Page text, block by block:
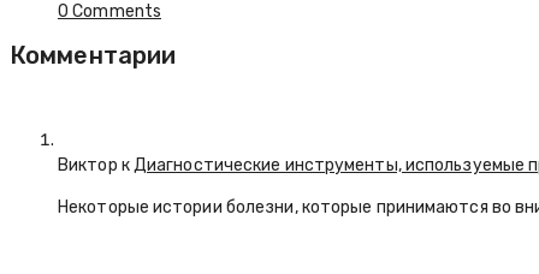
0 Comments
Комментарии
Виктор кДиагностические инструменты, используемые
Некоторые истории болезни, которые принимаются во